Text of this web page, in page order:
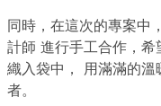
同時，在這次的專案中
計師 進行手工合作，
織入袋中， 用滿滿的
者。